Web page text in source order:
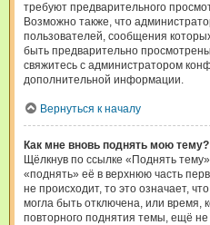
требуют предварительного
Возможно также, что
пользователей, сообщения
быть предварительно
свяжитесь с администратором
дополнительной информации.
Вернуться к началу
Как мне вновь поднять мою тему?
Щёлкнув по ссылке «Поднять
«поднять» её в верхнюю часть
не происходит, то это означает,
могла быть отключена, или время,
повторного поднятия темы, ещё